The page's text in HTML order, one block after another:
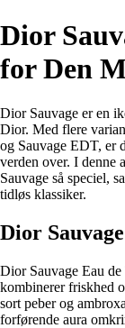
Dior
for Den
Dior Sauvage er en
Dior. Med flere
og Sauvage EDT, er
verden over. I
Sauvage så speciel,
tidløs klassiker.
Dior
Dior Sauvage Eau
kombinerer friskhed
sort peber og
forførende aura